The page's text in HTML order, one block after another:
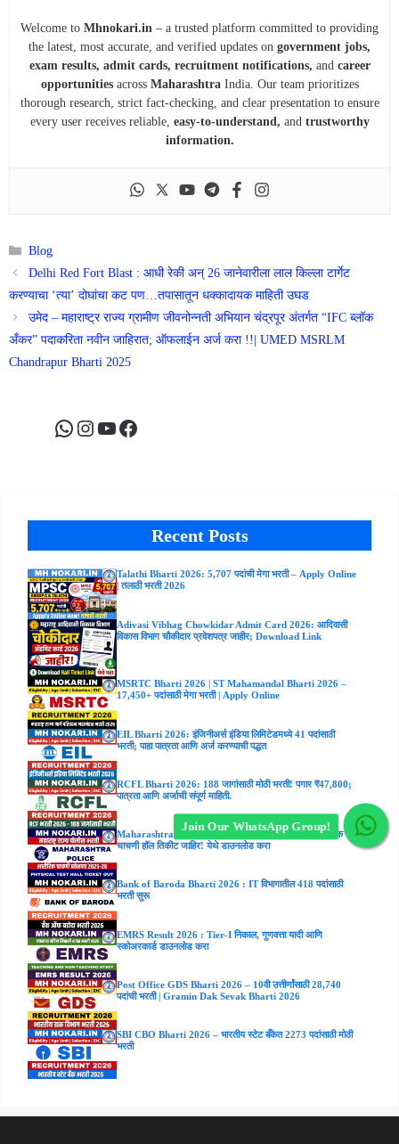
Welcome to Mhnokari.in – a trusted platform committed to providing
the latest, most accurate, and verified updates on government jobs,
exam results, admit cards, recruitment notifications, and career
opportunitiesacross MaharashtraIndia. Our team prioritizes
thorough research, strict fact-checking, and clear presentation to ensure
every user receives reliable, easy-to-understand, andtrustworthy
information.
Categories
Blog
Delhi Red Fort Blast : आधी रेकी अन् 26 जानेवारीला लाल किल्ला टार्गेट
करण्याचा ‘त्या’ दोघांचा कट पण…तपासातून धक्कादायक माहिती उघड
उमेद – महाराष्ट्र राज्य ग्रामीण जीवनोन्नती अभियान चंद्रपूर अंतर्गत “IFC ब्लॉक
अँकर” पदाकरिता नवीन जाहिरात; ऑफलाईन अर्ज करा !!| UMED MSRLM
Chandrapur Bharti 2025
WhatsApp
Instagram
YouTube
Facebook
Recent Posts
Talathi Bharti 2026: 5,707 पदांची मेगा भरती – Apply Online
| तलाठी भरती 2026
Adivasi Vibhag Chowkidar Admit Card 2026: आदिवासी
विकास विभाग चौकीदार प्रवेशपत्र जाहीर; Download Link
MSRTC Bharti 2026 | ST Mahamandal Bharti 2026 –
17,450+ पदांसाठी मेगा भरती | Apply Online
EIL Bharti 2026: इंजिनीअर्स इंडिया लिमिटेडमध्ये 41 पदांसाठी
भरती; पाहा पात्रता आणि अर्ज करण्याची पद्धत
RCFL Bharti 2026: 188 जागांसाठी मोठी भरती! पगार ₹47,800;
पात्रता आणि अर्जाची संपूर्ण माहिती.
Maharashtra Police Bharti Hall ticket 2026 – शारीरिक
चाचणी हॉल तिकीट जाहिर! येथे डाउनलोड करा
Bank of Baroda Bharti 2026 : IT विभागातील 418 पदांसाठी
भरती सुरू
EMRS Result 2026 : Tier-I निकाल, गुणवत्ता यादी आणि
स्कोअरकार्ड डाउनलोड करा
Post Office GDS Bharti 2026 – 10वी उत्तीर्णांसाठी 28,740
पदांची भरती | Gramin Dak Sevak Bharti 2026
SBI CBO Bharti 2026 – भारतीय स्टेट बँकेत 2273 पदांसाठी मोठी
भरती
Join Our WhatsApp Group!